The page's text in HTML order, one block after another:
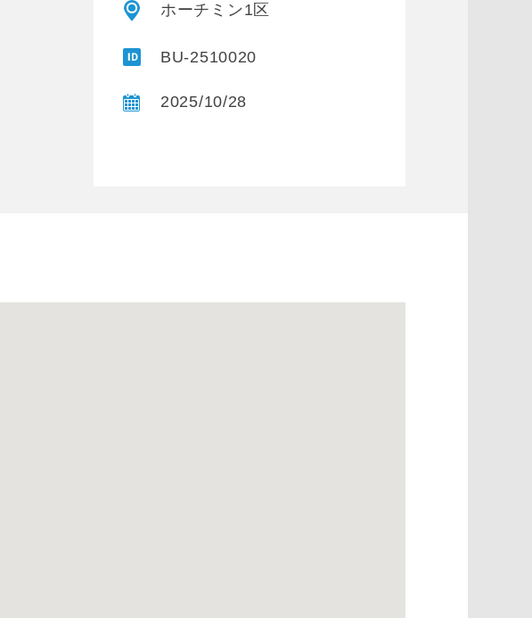
ホーチミン1区
BU-2510020
2025/10/28